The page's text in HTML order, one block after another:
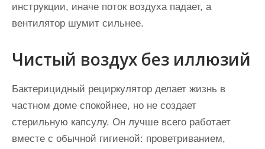
инструкции, иначе поток воздуха падает, а
вентилятор шумит сильнее.
Чистый воздух без иллюзий
Бактерицидный рециркулятор делает жизнь в
частном доме спокойнее, но не создает
стерильную капсулу. Он лучше всего работает
вместе с обычной гигиеной: проветриванием,